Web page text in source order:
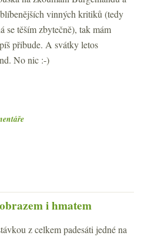
vinných kritiků (tedy
se těším zbytečně), tak mám
přibude. A svátky letos
No nic :-)
i hmatem
z celkem padesáti jedné na